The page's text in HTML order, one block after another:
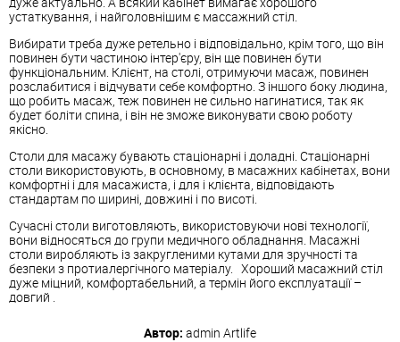
устаткування, і найголовнішим є массажний стіл.
Вибирати треба дуже ретельно і відповідально, крім того, що він
повинен бути частиною інтер'єру, він ще повинен бути
функціональним. Клієнт, на столі, отримуючи масаж, повинен
розслабитися і відчувати себе комфортно. З іншого боку людина,
що робить масаж, теж повинен не сильно нагинатися, так як
будет боліти спина, і він не зможе виконувати свою роботу
якісно.
Столи для масажу бувають стаціонарні і доладні. Стаціонарні
столи використовують, в основному, в масажних кабінетах, вони
комфортні і для масажиста, і для і клієнта, відповідають
стандартам по ширині, довжині і по висоті.
Сучасні столи виготовляють, використовуючи нові технології,
вони відносяться до групи медичного обладнання. Масажні
столи виробляють із закругленими кутами для зручності та
безпеки з протиалергічного матеріалу. Хороший масажний стіл
дуже міцний, комфортабельний, а термін його експлуатації –
довгий .
Автор: admin Artlife